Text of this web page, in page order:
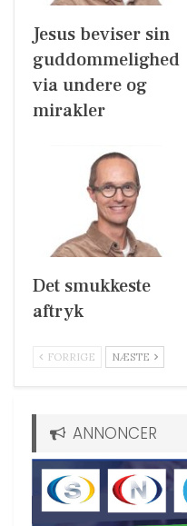
Jesus beviser sin
guddommelighed
via undere og
mirakler
Det smukkeste
aftryk
FORRIGE NÆSTE
ANNONCER